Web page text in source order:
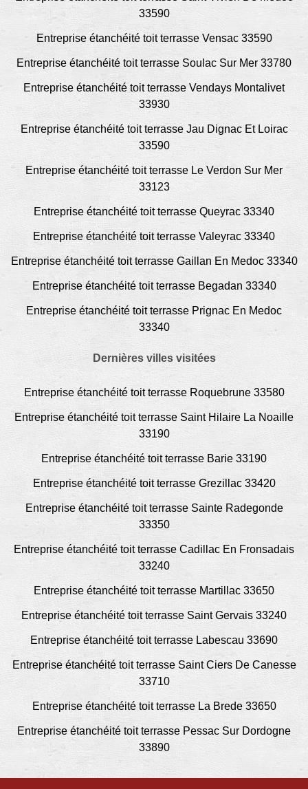
33590
Entreprise étanchéité toit terrasse Vensac 33590
Entreprise étanchéité toit terrasse Soulac Sur Mer 33780
Entreprise étanchéité toit terrasse Vendays Montalivet
33930
Entreprise étanchéité toit terrasse Jau Dignac Et Loirac
33590
Entreprise étanchéité toit terrasse Le Verdon Sur Mer
33123
Entreprise étanchéité toit terrasse Queyrac 33340
Entreprise étanchéité toit terrasse Valeyrac 33340
Entreprise étanchéité toit terrasse Gaillan En Medoc 33340
Entreprise étanchéité toit terrasse Begadan 33340
Entreprise étanchéité toit terrasse Prignac En Medoc
33340
Dernières villes visitées
Entreprise étanchéité toit terrasse Roquebrune 33580
Entreprise étanchéité toit terrasse Saint Hilaire La Noaille
33190
Entreprise étanchéité toit terrasse Barie 33190
Entreprise étanchéité toit terrasse Grezillac 33420
Entreprise étanchéité toit terrasse Sainte Radegonde
33350
Entreprise étanchéité toit terrasse Cadillac En Fronsadais
33240
Entreprise étanchéité toit terrasse Martillac 33650
Entreprise étanchéité toit terrasse Saint Gervais 33240
Entreprise étanchéité toit terrasse Labescau 33690
Entreprise étanchéité toit terrasse Saint Ciers De Canesse
33710
Entreprise étanchéité toit terrasse La Brede 33650
Entreprise étanchéité toit terrasse Pessac Sur Dordogne
33890